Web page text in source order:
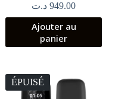
949.00 د.ت
Ajouter au
panier
ÉPUISÉ